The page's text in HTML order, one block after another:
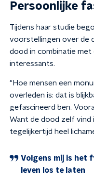
Persoonlijke
Tijdens haar studie
voorstellingen over de
dood in combinatie
interessants.
"Hoe mensen een
overleden is: dat is
gefascineerd ben.
Want de dood zelf vind
tegelijkertijd heel
Volgens mij is het
leven los te laten